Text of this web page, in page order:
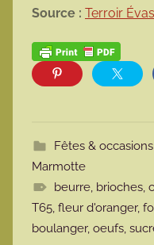
Source : Terroir
Fêtes &
Marmotte
beurre, brioches,
T65, fleur d'oranger,
boulanger, oeufs,